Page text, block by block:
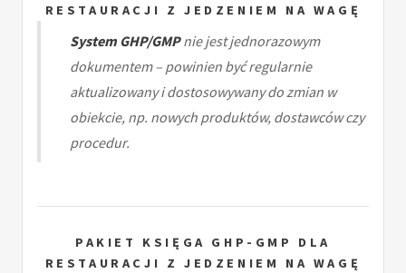
RESTAURACJI Z JEDZENIEM NA WAGĘ
System GHP/GMPnie jest jednorazowym
dokumentem – powinien być regularnie
aktualizowany i dostosowywany do zmian w
obiekcie, np. nowych produktów, dostawców czy
procedur.
PAKIET KSIĘGA GHP-GMP DLA
RESTAURACJI Z JEDZENIEM NA WAGĘ